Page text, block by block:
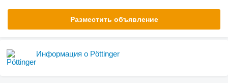
Разместить объявление
Информация о Pöttinger